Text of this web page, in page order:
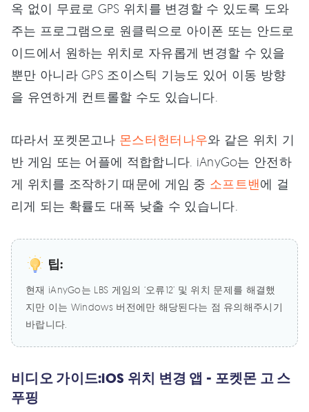
옥 없이 무료로 GPS 위치를 변경할 수 있도록 도와
주는 프로그램으로 원클릭으로 아이폰 또는 안드로
이드에서 원하는 위치로 자유롭게 변경할 수 있을
뿐만 아니라 GPS 조이스틱 기능도 있어 이동 방향
을 유연하게 컨트롤할 수도 있습니다.
따라서 포켓몬고나 몬스터헌터나우와 같은 위치 기
반 게임 또는 어플에 적합합니다. iAnyGo는 안전하
게 위치를 조작하기 때문에 게임 중 소프트밴에 걸
리게 되는 확률도 대폭 낮출 수 있습니다.
팁:
현재 iAnyGo는 LBS 게임의 ‘오류12’ 및 위치 문제를 해결했
지만 이는 Windows 버전에만 해당된다는 점 유의해주시기
바랍니다.
비디오 가이드:iOS 위치 변경 앱 - 포켓몬 고 스
푸핑